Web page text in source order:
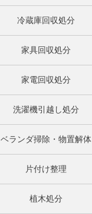
冷蔵庫回収処分
家具回収処分
家電回収処分
洗濯機引越し処分
ベランダ掃除・物置解体
片付け整理
植木処分